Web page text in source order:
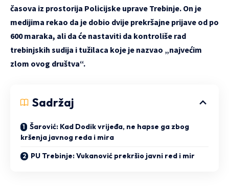
časova iz prostorija Policijske uprave Trebinje. On je
medijima rekao da je dobio dvije prekršajne prijave od po
600 maraka, ali da će nastaviti da kontroliše rad
trebinjskih sudija i tužilaca koje je nazvao „najvećim
zlom ovog društva“.
Sadržaj
Šarović: Kad Dodik vrijeđa, ne hapse ga zbog
kršenja javnog reda i mira
PU Trebinje: Vukanović prekršio javni red i mir